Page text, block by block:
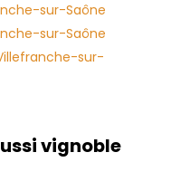
sur-Saône
sur-Saône
sur-
vignoble